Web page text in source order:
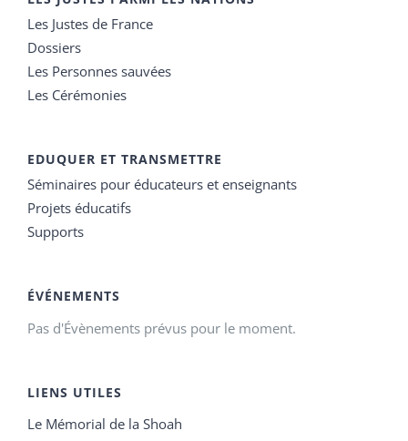
Les Justes de France
Dossiers
Les Personnes sauvées
Les Cérémonies
EDUQUER ET TRANSMETTRE
Séminaires pour éducateurs et enseignants
Projets éducatifs
Supports
ÉVÉNEMENTS
Pas d'Évènements prévus pour le moment.
LIENS UTILES
Le Mémorial de la Shoah